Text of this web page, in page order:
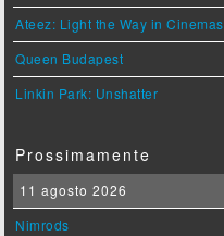
Ateez: Light the Way in Cinemas
Queen Budapest
Linkin Park: Unshatter
Prossimamente
11 agosto 2026
Nimrods